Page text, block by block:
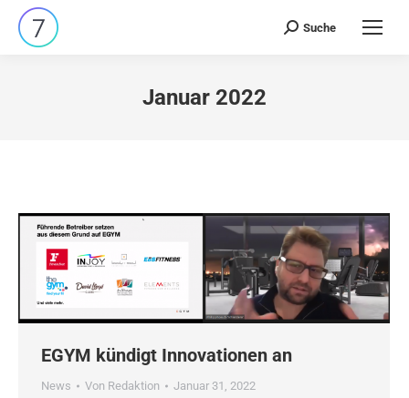
Search:
Suche
Januar 2022
EGYM kündigt Innovationen an
News Von Redaktion Januar 31, 2022